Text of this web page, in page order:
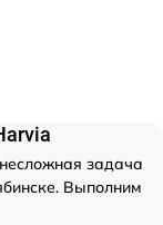
задача
Выполним